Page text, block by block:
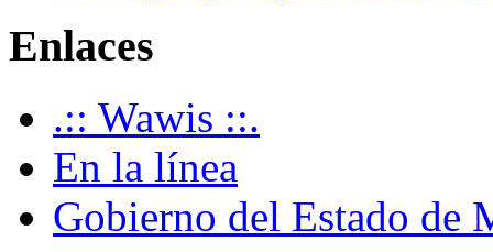
Enlaces
.:: Wawis ::.
En la línea
Gobierno del Estado de